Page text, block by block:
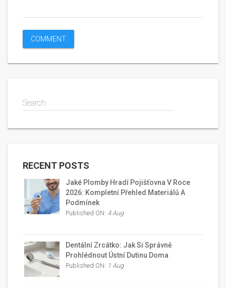
Search
RECENT POSTS
Jaké Plomby Hradí Pojišťovna V Roce
2026: Kompletní Přehled Materiálů A
Podmínek
Published ON: 4 Aug
Dentální Zrcátko: Jak Si Správně
Prohlédnout Ústní Dutinu Doma
Published ON: 1 Aug